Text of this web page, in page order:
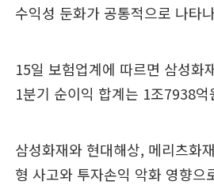
수익성 둔화가 공통적으로 나타
15일 보험업계에 따르면 삼성화
1분기 순이익 합계는 1조7938
삼성화재와 현대해상, 메리츠화
형 사고와 투자손익 악화 영향으